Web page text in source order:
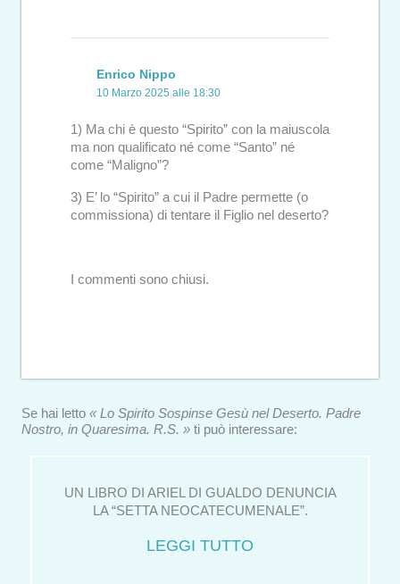
Enrico Nippo
10 Marzo 2025 alle 18:30
1) Ma chi è questo “Spirito” con la maiuscola
ma non qualificato né come “Santo” né
come “Maligno”?
3) E’ lo “Spirito” a cui il Padre permette (o
commissiona) di tentare il Figlio nel deserto?
I commenti sono chiusi.
Se hai letto « Lo Spirito Sospinse Gesù nel Deserto. Padre
Nostro, in Quaresima. R.S. » ti può interessare:
UN LIBRO DI ARIEL DI GUALDO DENUNCIA
LA “SETTA NEOCATECUMENALE”.
LEGGI TUTTO